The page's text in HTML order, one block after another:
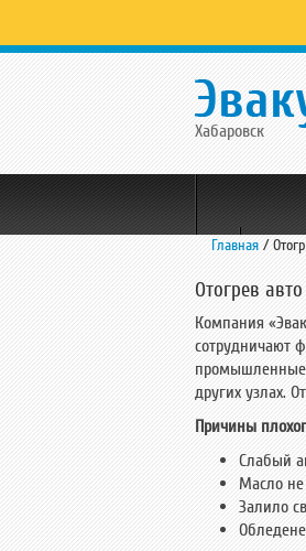
Хабаровск
Цены
Главная /
Отогрев
Компания
сотрудничают
промышленные
других узлах.
Причины
Слабый
Масло не
Залило